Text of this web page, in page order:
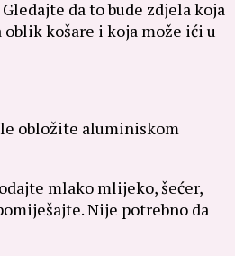
da to bude zdjela koja
košare i koja može ići u
obložite aluminiskom
mlako mlijeko, šećer,
Nije potrebno da